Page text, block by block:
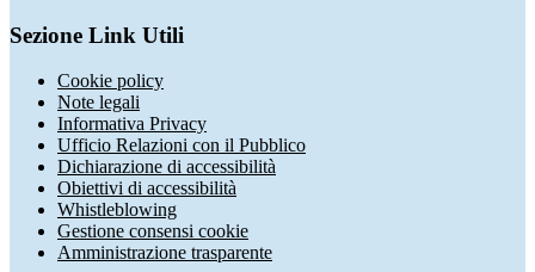
Sezione Link Utili
Cookie policy
Note legali
Informativa Privacy
Ufficio Relazioni con il Pubblico
Dichiarazione di accessibilità
Obiettivi di accessibilità
Whistleblowing
Gestione consensi cookie
Amministrazione trasparente